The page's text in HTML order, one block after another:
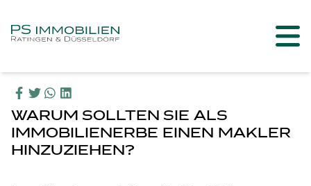
WARUM SOLLTEN SIE ALS
IMMOBILIENERBE EINEN MAKLER
HINZUZIEHEN?